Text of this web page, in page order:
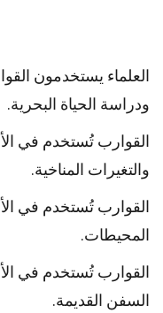
العلماء يستخدمون
ودراسة الحياة البحرية.
القوارب تُستخدم في
والتغيرات المناخية.
القوارب تُستخدم في
المحيطات.
القوارب تُستخدم في
السفن القديمة.